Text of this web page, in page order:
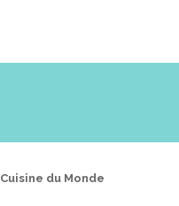
Cuisine du Monde